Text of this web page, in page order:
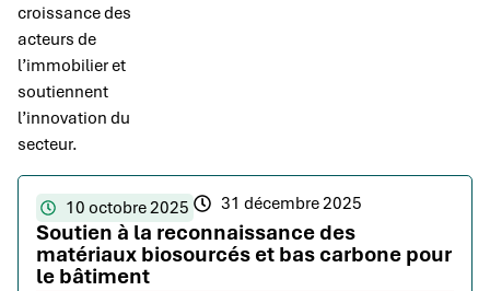
croissance des
acteurs de
l’immobilier et
soutiennent
l’innovation du
secteur.
10 octobre 2025 31 décembre 2025
Soutien à la reconnaissance des
matériaux biosourcés et bas carbone pour
le bâtiment